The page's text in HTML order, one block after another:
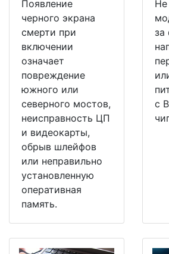
Появление
черного экрана
смерти при
включении
означает
повреждение
южного или
северного мостов,
неисправность ЦП
и видеокарты,
обрыв шлейфов
или неправильно
установленную
оперативная
память.
Не
за
с